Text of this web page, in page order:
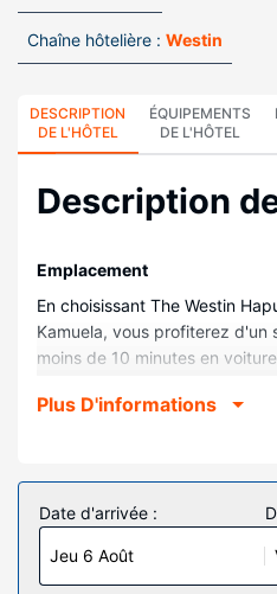
Chaîne hôtelière : Westin
DESCRIPTION
DE L'HÔTEL
ÉQUIPEMENTS
DE L'HÔTEL
Description
Emplacement
En choisissant The Westin
Kamuela, vous profiterez d'un
moins de 10 minutes en
touristique au bord de la plage
Les 249 chambres
invitent à la détente et
Votre chambre est équipée
Plus D'informations
Date d'arrivée :
Jeu 6 Août